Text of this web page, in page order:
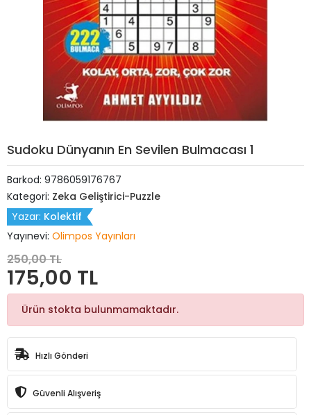
Sudoku Dünyanın En Sevilen Bulmacası 1
Barkod: 9786059176767
Kategori: Zeka Geliştirici-Puzzle
Yazar: Kolektif
Yayınevi: Olimpos Yayınları
250,00 TL
175,00 TL
Ürün stokta bulunmamaktadır.
Hızlı Gönderi
Güvenli Alışveriş